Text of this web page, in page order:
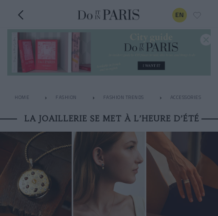
EN
HOME FASHION FASHION TRENDS ACCESSORIES
LA JOAILLERIE SE MET À L’HEURE D’ÉTÉ